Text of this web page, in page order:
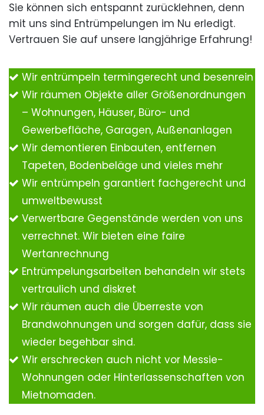
Sie können sich entspannt zurücklehnen, denn
mit uns sind Entrümpelungen im Nu erledigt.
Vertrauen Sie auf unsere langjährige Erfahrung!
Wir entrümpeln termingerecht und besenrein
Wir räumen Objekte aller Größenordnungen
– Wohnungen, Häuser, Büro- und
Gewerbefläche, Garagen, Außenanlagen
Wir demontieren Einbauten, entfernen
Tapeten, Bodenbeläge und vieles mehr
Wir entrümpeln garantiert fachgerecht und
umweltbewusst
Verwertbare Gegenstände werden von uns
verrechnet. Wir bieten eine faire
Wertanrechnung
Entrümpelungsarbeiten behandeln wir stets
vertraulich und diskret
Wir räumen auch die Überreste von
Brandwohnungen und sorgen dafür, dass sie
wieder begehbar sind.
Wir erschrecken auch nicht vor Messie-
Wohnungen oder Hinterlassenschaften von
Mietnomaden.